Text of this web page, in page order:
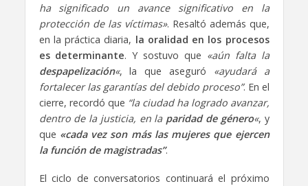
ha significado un avance significativo en la
protección de las víctimas». Resaltó además que,
en la práctica diaria, la oralidad en los procesos
es determinante. Y sostuvo que «aún falta la
despapelización«, la que aseguró «ayudará a
fortalecer las garantías del debido proceso”. En el
cierre, recordó que “la ciudad ha logrado avanzar,
dentro de la justicia, en la paridad de género«, y
que «cada vez son más las mujeres que ejercen
la función de magistradas”.
El ciclo de conversatorios continuará el próximo